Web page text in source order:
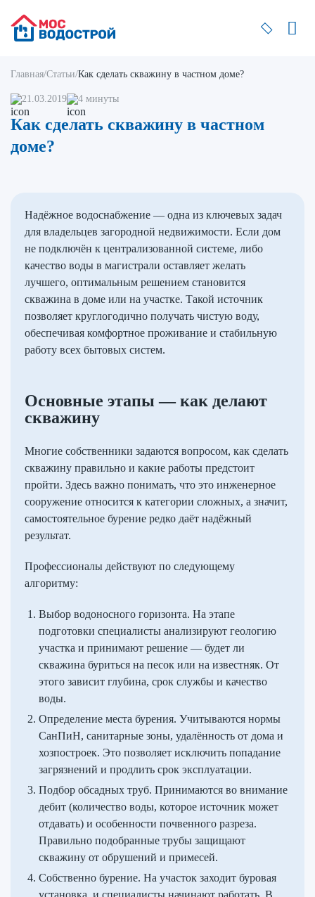
Главная/Статьи/Как сделать скважину в частном доме?
21.03.2019 4 минуты
Как сделать скважину в частном
доме?
Надёжное водоснабжение — одна из ключевых задач
для владельцев загородной недвижимости. Если дом
не подключён к централизованной системе, либо
качество воды в магистрали оставляет желать
лучшего, оптимальным решением становится
скважина в доме или на участке. Такой источник
позволяет круглогодично получать чистую воду,
обеспечивая комфортное проживание и стабильную
работу всех бытовых систем.
Основные этапы — как делают
скважину
Многие собственники задаются вопросом, как сделать
скважину правильно и какие работы предстоит
пройти. Здесь важно понимать, что это инженерное
сооружение относится к категории сложных, а значит,
самостоятельное бурение редко даёт надёжный
результат.
Профессионалы действуют по следующему
алгоритму:
Выбор водоносного горизонта. На этапе
подготовки специалисты анализируют геологию
участка и принимают решение — будет ли
скважина буриться на песок или на известняк. От
этого зависит глубина, срок службы и качество
воды.
Определение места бурения. Учитываются нормы
СанПиН, санитарные зоны, удалённость от дома и
хозпостроек. Это позволяет исключить попадание
загрязнений и продлить срок эксплуатации.
Подбор обсадных труб. Принимаются во внимание
дебит (количество воды, которое источник может
отдавать) и особенности почвенного разреза.
Правильно подобранные трубы защищают
скважину от обрушений и примесей.
Собственно бурение. На участок заходит буровая
установка, и специалисты начинают работать. В